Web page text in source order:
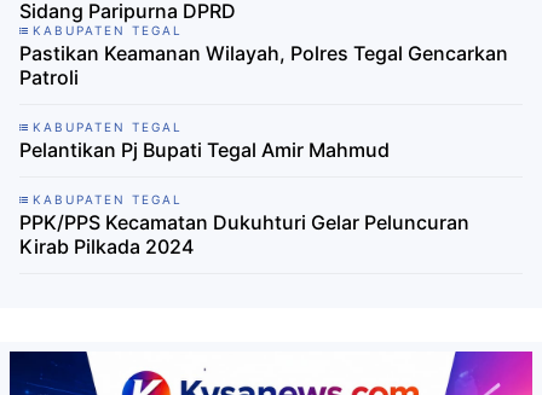
Sidang Paripurna DPRD
KABUPATEN TEGAL
Pastikan Keamanan Wilayah, Polres Tegal Gencarkan
Patroli
KABUPATEN TEGAL
Pelantikan Pj Bupati Tegal Amir Mahmud
KABUPATEN TEGAL
PPK/PPS Kecamatan Dukuhturi Gelar Peluncuran
Kirab Pilkada 2024